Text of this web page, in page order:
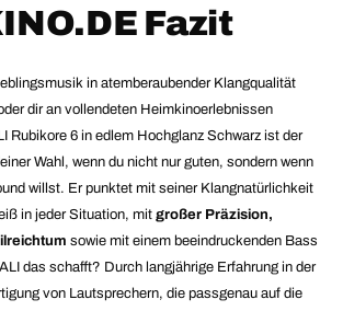
Fazit
in atemberaubender Klangqualität
dir an vollendeten Heimkinoerlebnissen
Rubikore 6 in edlem Hochglanz Schwarz ist der
Wahl, wenn du nicht nur guten, sondern wenn
willst. Er punktet mit seiner Klangnatürlichkeit
in jeder Situation, mit großer Präzision,
sowie mit einem beeindruckenden Bass
das schafft? Durch langjährige Erfahrung in der
von Lautsprechern, die passgenau auf die